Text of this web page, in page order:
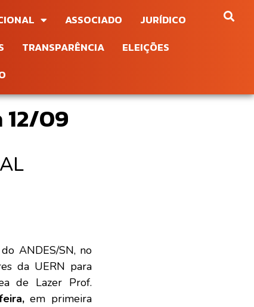
ASSOCIADO
JURÍDICO
TRANSPARÊNCIA
ELEIÇÕES
12/09
ANDES/SN, no
da UERN para
de Lazer Prof.
em primeira